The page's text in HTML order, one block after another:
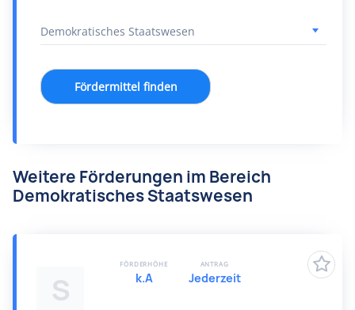
Fördermittel finden
Weitere Förderungen im Bereich
Demokratisches Staatswesen
S
FÖRDERHÖHE
k.A
ANTRAG
Jederzeit